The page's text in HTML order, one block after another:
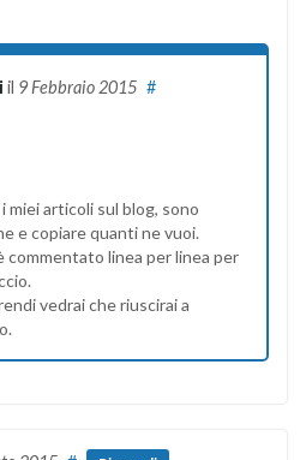
il 9 Febbraio 2015 #
articoli sul blog, sono
e copiare quanti ne vuoi.
linea per linea per
vedrai che riuscirai a